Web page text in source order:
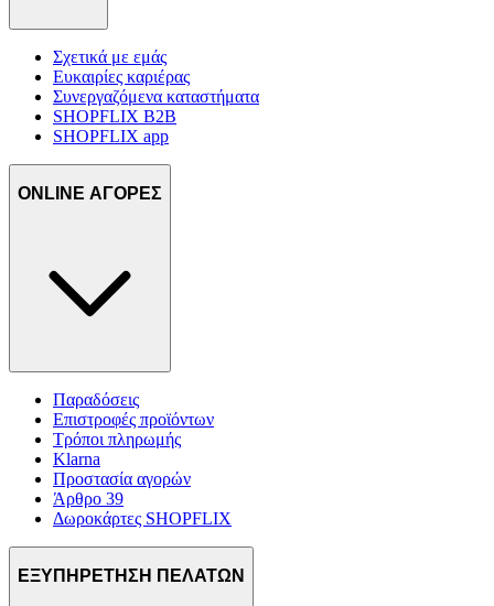
Σχετικά με εμάς
Ευκαιρίες καριέρας
Συνεργαζόμενα καταστήματα
SHOPFLIX B2B
SHOPFLIX app
ONLINE ΑΓΟΡΕΣ
Παραδόσεις
Επιστροφές προϊόντων
Τρόποι πληρωμής
Klarna
Προστασία αγορών
Άρθρο 39
Δωροκάρτες SHOPFLIX
ΕΞΥΠΗΡΕΤΗΣΗ ΠΕΛΑΤΩΝ